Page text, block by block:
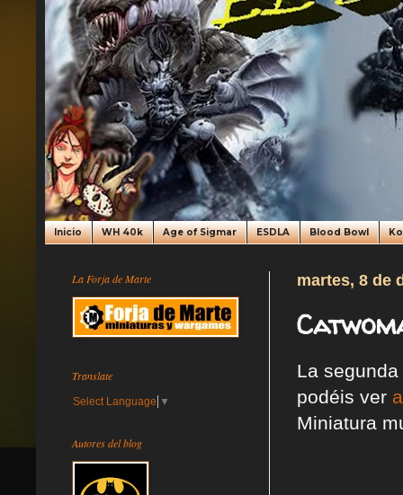
Inicio WH 40k Age of Sigmar ESDLA Blood Bowl
martes, 8 de
La
podéis ver
Miniatura
La Forja de Marte
Translate
Select Language ▼
Autores del blog